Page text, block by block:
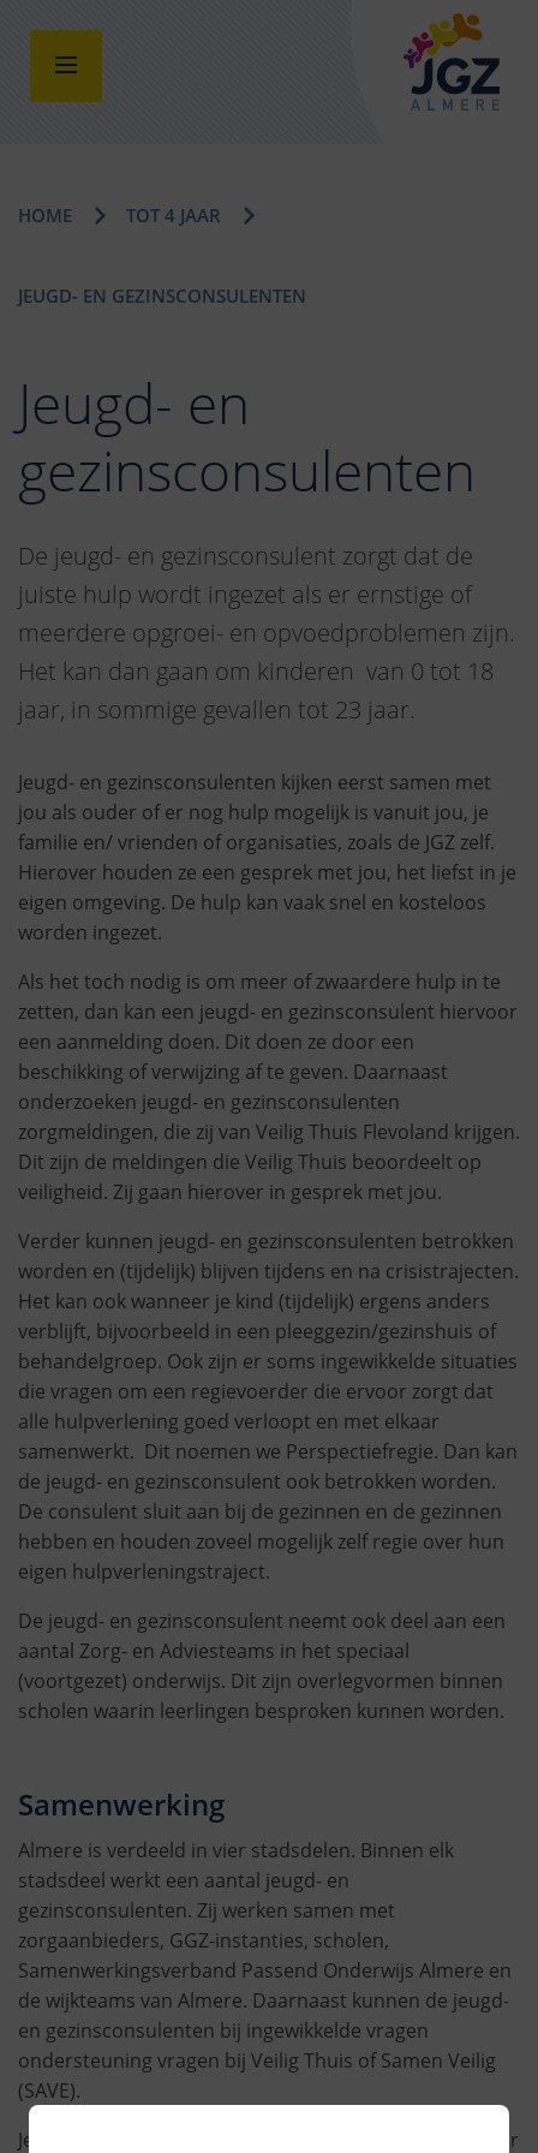
HOME TOT 4 JAAR
JEUGD- EN GEZINSCONSULENTEN
Jeugd- en
gezinsconsulenten
De jeugd- en gezinsconsulent zorgt dat de
juiste hulp wordt ingezet als er ernstige of
meerdere opgroei- en opvoedproblemen zijn.
Het kan dan gaan om kinderen van 0 tot 18
jaar, in sommige gevallen tot 23 jaar.
Jeugd- en gezinsconsulenten kijken eerst samen met
jou als ouder of er nog hulp mogelijk is vanuit jou, je
familie en/ vrienden of organisaties, zoals de JGZ zelf.
Hierover houden ze een gesprek met jou, het liefst in je
eigen omgeving. De hulp kan vaak snel en kosteloos
worden ingezet.
Als het toch nodig is om meer of zwaardere hulp in te
zetten, dan kan een jeugd- en gezinsconsulent hiervoor
een aanmelding doen. Dit doen ze door een
beschikking of verwijzing af te geven. Daarnaast
onderzoeken jeugd- en gezinsconsulenten
zorgmeldingen, die zij van Veilig Thuis Flevoland krijgen.
Dit zijn de meldingen die Veilig Thuis beoordeelt op
veiligheid. Zij gaan hierover in gesprek met jou.
Verder kunnen jeugd- en gezinsconsulenten betrokken
worden en (tijdelijk) blijven tijdens en na crisistrajecten.
Het kan ook wanneer je kind (tijdelijk) ergens anders
verblijft, bijvoorbeeld in een pleeggezin/gezinshuis of
behandelgroep. Ook zijn er soms ingewikkelde situaties
die vragen om een regievoerder die ervoor zorgt dat
alle hulpverlening goed verloopt en met elkaar
samenwerkt. Dit noemen we Perspectiefregie. Dan kan
de jeugd- en gezinsconsulent ook betrokken worden.
De consulent sluit aan bij de gezinnen en de gezinnen
hebben en houden zoveel mogelijk zelf regie over hun
eigen hulpverleningstraject.
De jeugd- en gezinsconsulent neemt ook deel aan een
aantal Zorg- en Adviesteams in het speciaal
(voortgezet) onderwijs. Dit zijn overlegvormen binnen
scholen waarin leerlingen besproken kunnen worden.
Samenwerking
Almere is verdeeld in vier stadsdelen. Binnen elk
stadsdeel werkt een aantal jeugd- en
gezinsconsulenten. Zij werken samen met
zorgaanbieders, GGZ-instanties, scholen,
Samenwerkingsverband Passend Onderwijs Almere en
de wijkteams van Almere. Daarnaast kunnen de jeugd-
en gezinsconsulenten bij ingewikkelde vragen
ondersteuning vragen bij Veilig Thuis of Samen Veilig
(SAVE).
Je kunt een jeugd- en gezinsconsulent inschakelen door